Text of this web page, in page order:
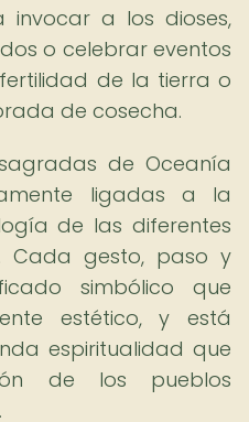
invocar a los dioses,
o celebrar eventos
de la tierra o
de cosecha.
de Oceanía
ligadas a la
de las diferentes
Cada gesto, paso y
simbólico que
estético, y está
espiritualidad que
de los pueblos